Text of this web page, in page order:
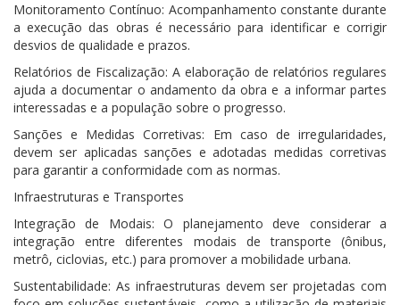
Monitoramento Contínuo: Acompanhamento constante durante
a execução das obras é necessário para identificar e corrigir
desvios de qualidade e prazos.
Relatórios de Fiscalização: A elaboração de relatórios regulares
ajuda a documentar o andamento da obra e a informar partes
interessadas e a população sobre o progresso.
Sanções e Medidas Corretivas: Em caso de irregularidades,
devem ser aplicadas sanções e adotadas medidas corretivas
para garantir a conformidade com as normas.
Infraestruturas e Transportes
Integração de Modais: O planejamento deve considerar a
integração entre diferentes modais de transporte (ônibus,
metrô, ciclovias, etc.) para promover a mobilidade urbana.
Sustentabilidade: As infraestruturas devem ser projetadas com